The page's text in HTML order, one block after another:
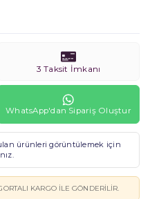
3 Taksit İmkanı
WhatsApp'dan Sipariş Oluştur
ürünleri görüntülemek için
KARGO ILE GÖNDERILIR.